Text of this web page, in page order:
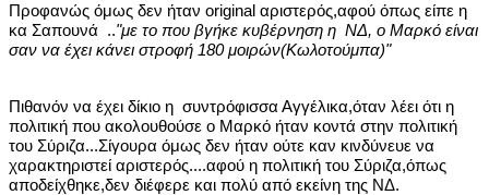
Προφανώς όμως δεν ήταν original αριστερός,αφού όπως είπε η
κα Σαπουνά .."με το που βγήκε κυβέρνηση η ΝΔ, ο Μαρκό είναι
σαν να έχει κάνει στροφή 180 μοιρών(Κωλοτούμπα)"
Πιθανόν να έχει δίκιο η συντρόφισσα Αγγέλικα,όταν λέει ότι η
πολιτική που ακολουθούσε ο Μαρκό ήταν κοντά στην πολιτική
του Σύριζα...Σίγουρα όμως δεν ήταν ούτε καν κινδύνευε να
χαρακτηριστεί αριστερός....αφού η πολιτική του Σύριζα,όπως
αποδείχθηκε,δεν διέφερε και πολύ από εκείνη της ΝΔ.